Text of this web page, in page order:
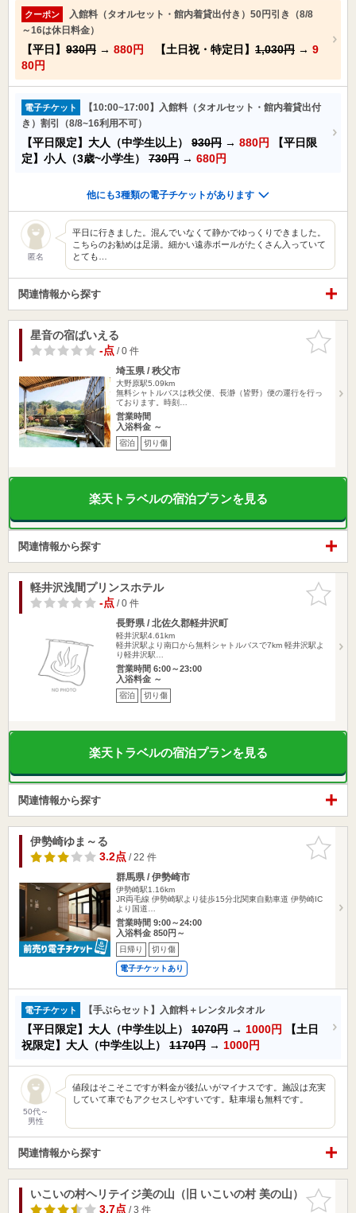
クーポン
入館料（タオルセット・館内着貸出付き）50円引き（8/8
～16は休日料金）
【平日】 930円 → 880円 【土日祝・特定日】 1,030円 → 9
80円
電子チケット
【10:00~17:00】入館料（タオルセット・館内着貸出付
き）割引（8/8~16利用不可）
【平日限定】大人（中学生以上） 930円 → 880円
【平日限
定】小人（3歳~小学生） 730円 → 680円
他にも3種類の電子チケットがあります
匿名
平日に行きました。混んでいなくて静かでゆっくりできました。
こちらのお勧めは足湯。細かい遠赤ボールがたくさん入っていて
とても…
関連情報から探す
お気に入
りに追加
星音の宿ばいえる
-点/ 0 件
埼玉県 / 秩父市
大野原駅5.09km
無料シャトルバスは秩父便、長瀞（皆野）便の運行を行っ
ております。時刻…
営業時間
入浴料金 ～
宿泊 切り傷
楽天トラベルの宿泊プランを見る
関連情報から探す
お気に入
りに追加
軽井沢浅間プリンスホテル
-点/ 0 件
長野県 / 北佐久郡軽井沢町
軽井沢駅4.61km
軽井沢駅より南口から無料シャトルバスで7km 軽井沢駅よ
り軽井沢駅…
営業時間 6:00～23:00
入浴料金 ～
宿泊 切り傷
楽天トラベルの宿泊プランを見る
関連情報から探す
お気に入
りに追加
伊勢崎ゆま～る
3.2点/ 22 件
群馬県 / 伊勢崎市
伊勢崎駅1.16km
JR両毛線 伊勢崎駅より徒歩15分北関東自動車道 伊勢崎IC
より国道…
営業時間 9:00～24:00
入浴料金 850円～
日帰り 切り傷
電子チケットあり
電子チケット 【手ぶらセット】入館料＋レンタルタオル
【平日限定】大人（中学生以上） 1070円 → 1000円
【土日
祝限定】大人（中学生以上） 1170円 → 1000円
50代～
男性
値段はそこそこですが料金が後払いがマイナスです。施設は充実
していて車でもアクセスしやすいです。駐車場も無料です。
関連情報から探す
お気に入
りに追加
いこいの村ヘリテイジ美の山（旧 いこいの村 美の山）
3.7点/ 3 件